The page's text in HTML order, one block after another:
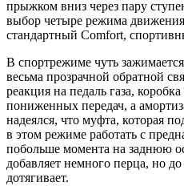
прыжком вниз через пару
выбор четыре режима
стандартный Comfort,
В спортрежиме чуть
весьма прозрачной обратной
реакция на педаль газа, коробка
пониженных передач, а
надеялся, что муфта, которая
в этом режиме работать с
побольше момента на заднюю
добавляет немного перца, но
дотягивает.